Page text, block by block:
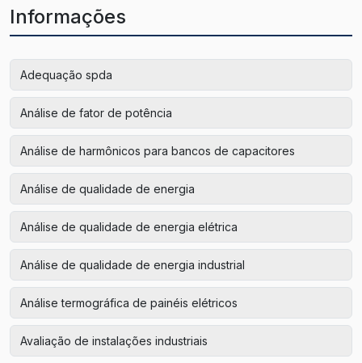
Informações
Adequação spda
Análise de fator de potência
Análise de harmônicos para bancos de capacitores
Análise de qualidade de energia
Análise de qualidade de energia elétrica
Análise de qualidade de energia industrial
Análise termográfica de painéis elétricos
Avaliação de instalações industriais